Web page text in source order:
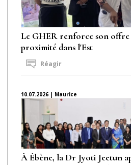
Le GHER renforce son offre
proximité dans l'Est
Réagir
10.07.2026 | Maurice
À Ébène, la Dr Jyoti Jeetun